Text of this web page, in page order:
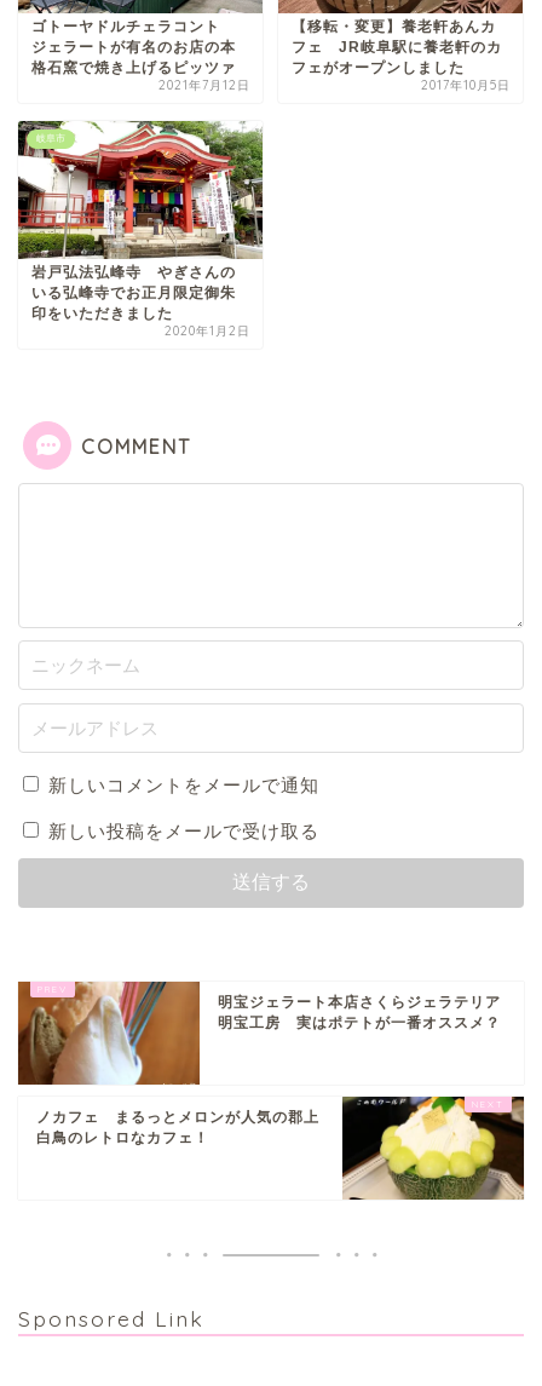
ゴトーヤドルチェラコント
ジェラートが有名のお店の本
格石窯で焼き上げるピッツァ
2021年7月12日
【移転・変更】養老軒あんカ
フェ JR岐阜駅に養老軒のカ
フェがオープンしました
2017年10月5日
岐阜市
岩戸弘法弘峰寺 やぎさんの
いる弘峰寺でお正月限定御朱
印をいただきました
2020年1月2日
COMMENT
新しいコメントをメールで通知
新しい投稿をメールで受け取る
明宝ジェラート本店さくらジェラテリア
明宝工房 実はポテトが一番オススメ？
ノカフェ まるっとメロンが人気の郡上
白鳥のレトロなカフェ！
Sponsored Link